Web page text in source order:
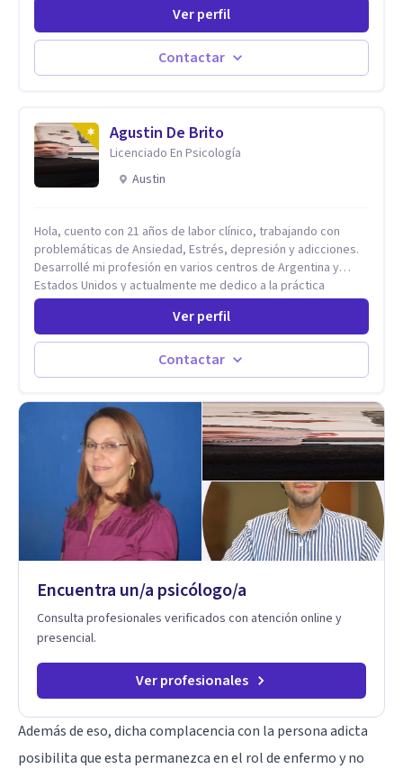
Estableciendo metas a corto y largo plazo, es vital para la
vida de cada uno tener su propia vision.
Ver perfil
Contactar
Agustin De Brito
Licenciado En Psicología
Austin
Hola, cuento con 21 años de labor clínico, trabajando con
problemáticas de Ansiedad, Estrés, depresión y adicciones.
Desarrollé mi profesión en varios centros de Argentina y
Estados Unidos y actualmente me dedico a la práctica
privada. Utilizo terapias cognitivas conductuales basadas en
evidencia científica con comprobados resultados. Los
objetivos terapéuticos están centrados en brindar
herramientas concretas para el cambio, que permitan
desarrollar nuevas habilidades y estrategias basadas en la
Ver perfil
Contactar
Encuentra un/a psicólogo/a
Consulta profesionales verificados con atención online y
presencial.
Ver profesionales
Además de eso, dicha complacencia con la persona adicta
posibilita que esta permanezca en el rol de enfermo y no